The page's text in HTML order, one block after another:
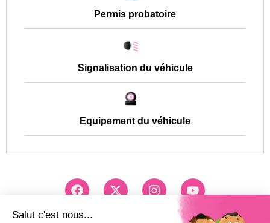
Permis probatoire
Signalisation du véhicule
Equipement du véhicule
F
a
e
X
-
I
n
Y
o
t